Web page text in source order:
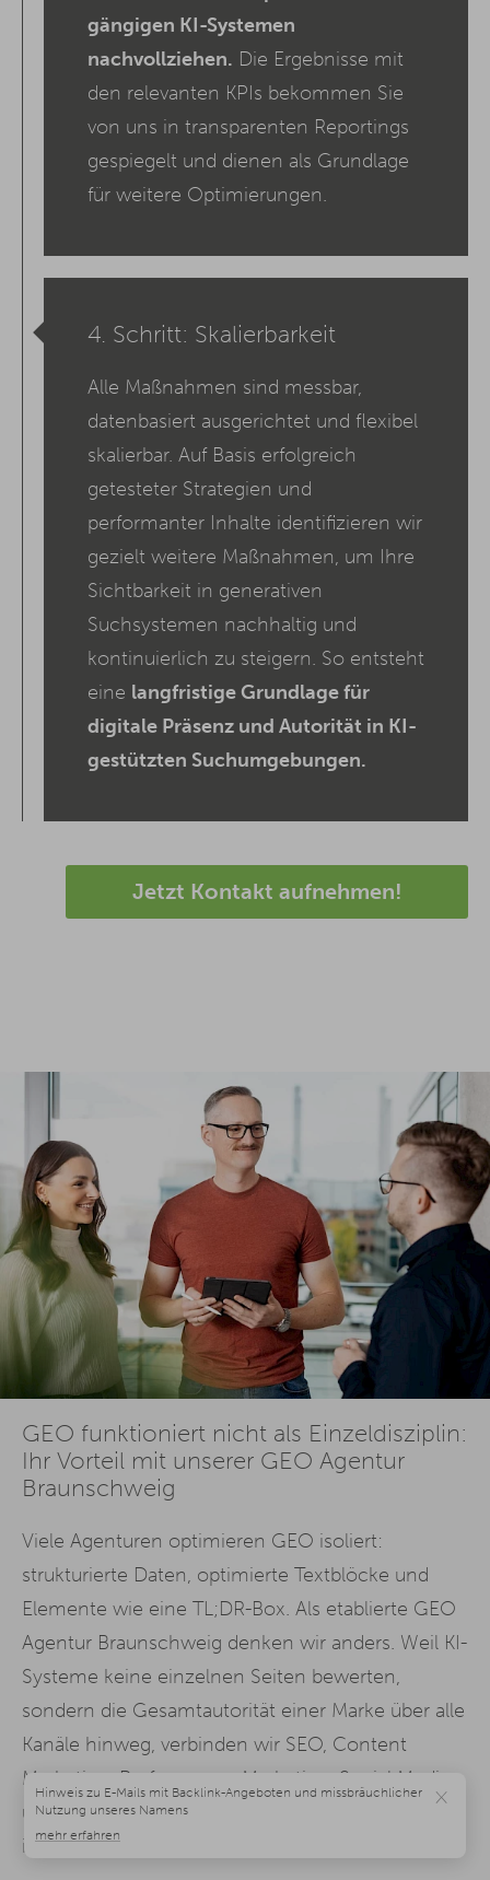
gängigen KI-Systemen
nachvollziehen. Die Ergebnisse mit
den relevanten KPIs bekommen Sie
von uns in transparenten Reportings
gespiegelt und dienen als Grundlage
für weitere Optimierungen.
4. Schritt: Skalierbarkeit
Alle Maßnahmen sind messbar,
datenbasiert ausgerichtet und flexibel
skalierbar. Auf Basis erfolgreich
getesteter Strategien und
performanter Inhalte identifizieren wir
gezielt weitere Maßnahmen, um Ihre
Sichtbarkeit in generativen
Suchsystemen nachhaltig und
kontinuierlich zu steigern. So entsteht
eine langfristige Grundlage für
digitale Präsenz und Autorität in KI-
gestützten Suchumgebungen.
Jetzt Kontakt aufnehmen!
GEO funktioniert nicht als Einzeldisziplin:
Ihr Vorteil mit unserer GEO Agentur
Braunschweig
Viele Agenturen optimieren GEO isoliert:
strukturierte Daten, optimierte Textblöcke und
Elemente wie eine TL;DR-Box. Als etablierte GEO
Agentur Braunschweig denken wir anders. Weil KI-
Systeme keine einzelnen Seiten bewerten,
sondern die Gesamtautorität einer Marke über alle
Kanäle hinweg, verbinden wir SEO, Content
Marketing, Performance-Marketing, Social Media
und technische Website-Qualität zu einem
integrierten System:
×